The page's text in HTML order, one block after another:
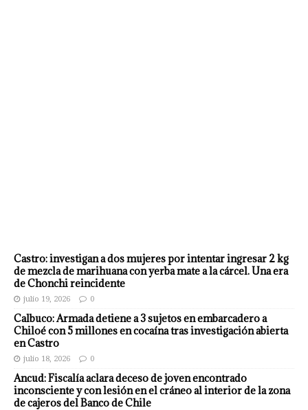
Castro: investigan a dos mujeres por intentar ingresar 2 kg
de mezcla de marihuana con yerba mate a la cárcel. Una era
de Chonchi reincidente
julio 19, 2026 0
Calbuco: Armada detiene a 3 sujetos en embarcadero a
Chiloé con 5 millones en cocaína tras investigación abierta
en Castro
julio 18, 2026 0
Ancud: Fiscalía aclara deceso de joven encontrado
inconsciente y con lesión en el cráneo al interior de la zona
de cajeros del Banco de Chile